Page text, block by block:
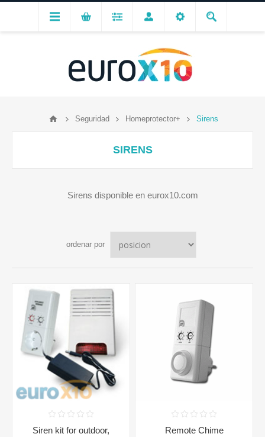
Seguridad Homeprotector+ Sirens
SIRENS
Sirens disponible en eurox10.com
ordenar por
Siren kit for outdoor,
Remote Chime